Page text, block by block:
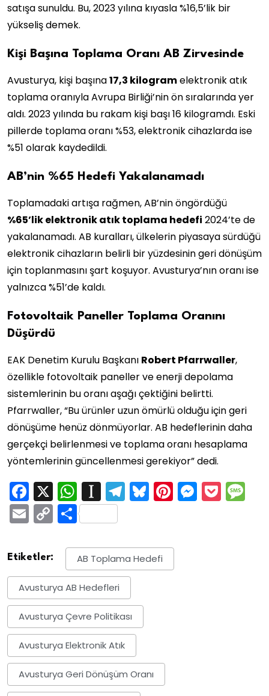
satışa sunuldu. Bu, 2023 yılına kıyasla %16,5’lik bir
yükseliş demek.
Kişi Başına Toplama Oranı AB Zirvesinde
Avusturya, kişi başına17,3 kilogramelektronik atık
toplama oranıyla Avrupa Birliği’nin ön sıralarında yer
aldı. 2023 yılında bu rakam kişi başı 16 kilogramdı. Eski
pillerde toplama oranı %53, elektronik cihazlarda ise
%51 olarak kaydedildi.
AB’nin %65 Hedefi Yakalanamadı
Toplamadaki artışa rağmen, AB’nin öngördüğü
%65’lik elektronik atık toplama hedefi 2024’te de
yakalanamadı. AB kuralları, ülkelerin piyasaya sürdüğü
elektronik cihazların belirli bir yüzdesinin geri dönüşüm
için toplanmasını şart koşuyor. Avusturya’nın oranı ise
yalnızca %51’de kaldı.
Fotovoltaik Paneller Toplama Oranını
Düşürdü
EAK Denetim Kurulu Başkanı Robert Pfarrwaller,
özellikle fotovoltaik paneller ve enerji depolama
sistemlerinin bu oranı aşağı çektiğini belirtti.
Pfarrwaller, “Bu ürünler uzun ömürlü olduğu için geri
dönüşüme henüz dönmüyorlar. AB hedeflerinin daha
gerçekçi belirlenmesi ve toplama oranı hesaplama
yöntemlerinin güncellenmesi gerekiyor” dedi.
Facebook
X WhatsApp
Instapaper
Telegram
Bluesky
Pinterest
EmailCopy
Link
Share
Etiketler: AB Toplama Hedefi
Avusturya AB Hedefleri
Avusturya Çevre Politikası
Avusturya Elektronik Atık
Avusturya Geri Dönüşüm Oranı